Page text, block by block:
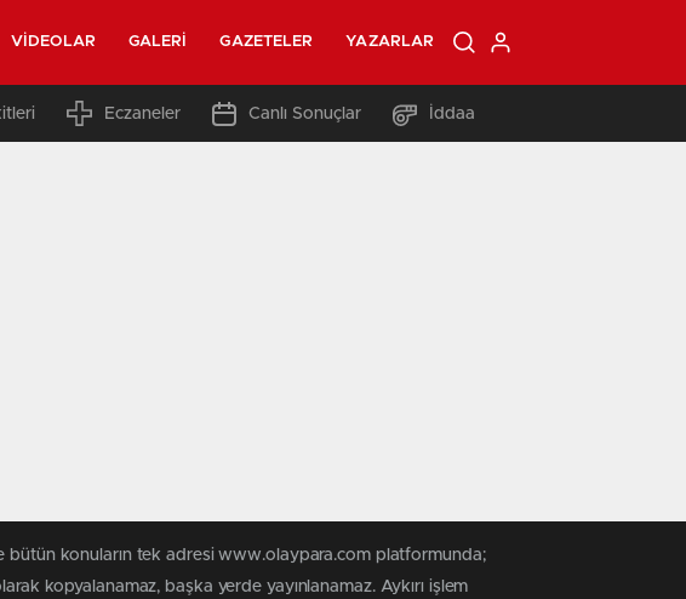
VIDEOLAR GALERI GAZETELER YAZARLAR
Eczaneler Canlı Sonuçlar İddaa
bütün konuların tek adresi www.olaypara.com platformunda;
kopyalanamaz, başka yerde yayınlanamaz. Aykırı işlem